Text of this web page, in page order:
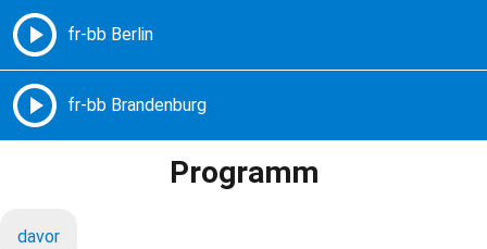
Freie Radios – Berlin Brandenburg
Programm
davor